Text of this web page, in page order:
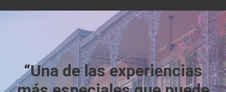
“Una de las experiencias